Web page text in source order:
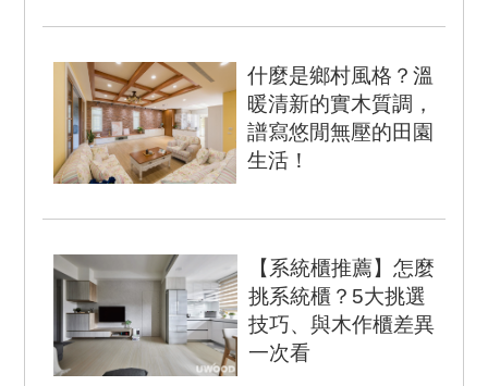
計風格一路從暖心北歐
風、現代...
什麼是鄉村風格？溫
暖清新的實木質調，
譜寫悠閒無壓的田園
生活！
堆疊，簡潔明朗的氛...
【系統櫃推薦】怎麼
挑系統櫃？5大挑選
技巧、與木作櫃差異
一次看